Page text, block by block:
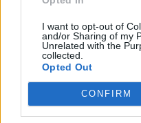
I want to opt-out of
and/or Sharing of my
Unrelated with the
collected.
Opted Out
CONFIRM